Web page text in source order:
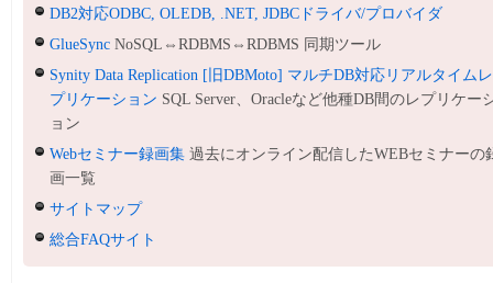
DB2対応ODBC, OLEDB, .NET, JDBCドライバ/プロバイダ
GlueSync NoSQL⇔RDBMS⇔RDBMS 同期ツール
Synity Data Replication [旧DBMoto] マルチDB対応リアルタイムレ
プリケーション SQL Server、Oracleなど他種DB間のレプリケー
ョン
Webセミナー録画集 過去にオンライン配信したWEBセミナーの
画一覧
サイトマップ
総合FAQサイト